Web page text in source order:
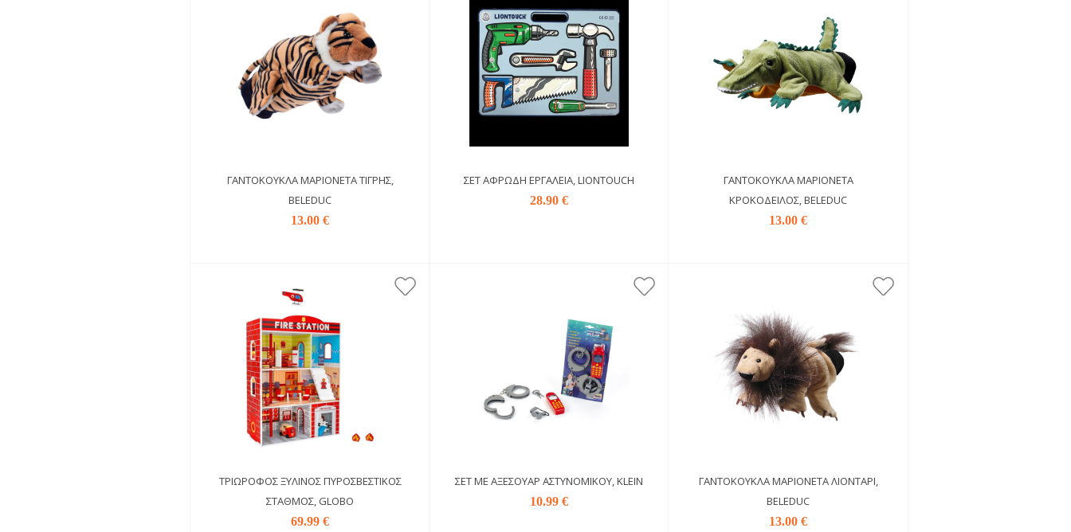
ΓΑΝΤΌΚΟΥΚΛΑ ΜΑΡΙΟΝΈΤΑ ΤΊΓΡΗΣ,
BELEDUC
13.00 €
ΣΕΤ ΑΦΡΏΔΗ ΕΡΓΑΛΕΊΑ, LIONTOUCH
28.90 €
ΓΑΝΤΌΚΟΥΚΛΑ ΜΑΡΙΟΝΈΤΑ
ΚΡΟΚΌΔΕΙΛΟΣ, BELEDUC
13.00 €
ΤΡΙΏΡΟΦΟΣ ΞΎΛΙΝΟΣ ΠΥΡΟΣΒΕΣΤΙΚΌΣ
ΣΤΑΘΜΌΣ, GLOBO
69.99 €
ΣΕΤ ΜΕ ΑΞΕΣΟΥΆΡ ΑΣΤΥΝΟΜΙΚΟΎ, KLEIN
10.99 €
ΓΑΝΤΌΚΟΥΚΛΑ ΜΑΡΙΟΝΈΤΑ ΛΙΟΝΤΆΡΙ,
BELEDUC
13.00 €